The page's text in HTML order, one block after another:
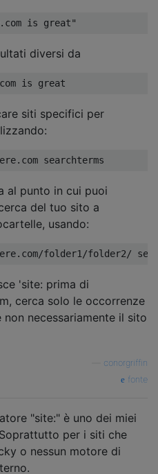
diversi da
siti specifici per
al punto in cui puoi
del tuo sito a
usando:
'site: prima di
cerca solo le occorrenze
non necessariamente il sito
conorgriffin
fonte
"site:" è uno dei miei
per i siti che
o nessun motore di